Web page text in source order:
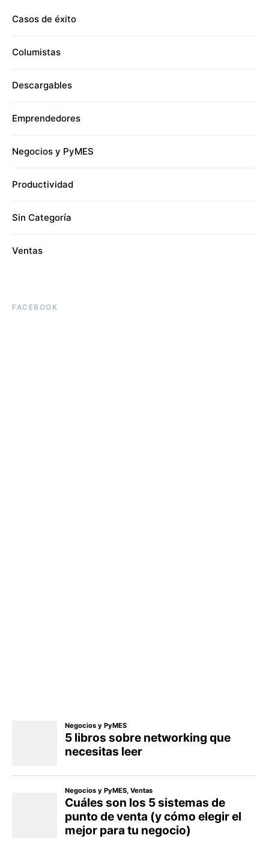
Casos de éxito
Columistas
Descargables
Emprendedores
Negocios y PyMES
Productividad
Sin Categoría
Ventas
FACEBOOK